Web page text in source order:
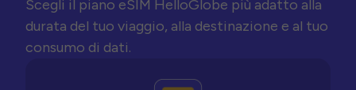
Scegli il piano eSIM HelloGlobe più adatto alla
durata del tuo viaggio, alla destinazione e al tuo
consumo di dati.